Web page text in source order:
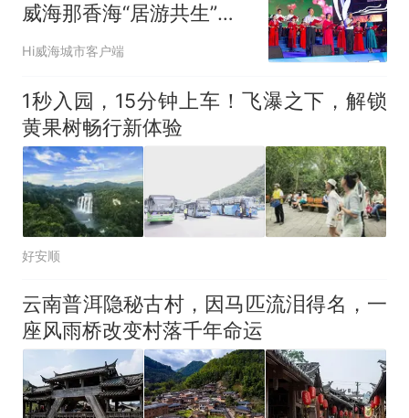
威海那香海“居游共生”如
何实现？
Hi威海城市客户端
1秒入园，15分钟上车！飞瀑之下，解锁
黄果树畅行新体验
好安顺
云南普洱隐秘古村，因马匹流泪得名，一
座风雨桥改变村落千年命运